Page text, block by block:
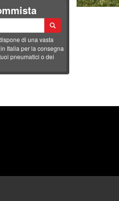
di una vasta
Italia per la consegna
pneumatici o dei